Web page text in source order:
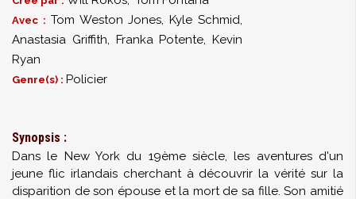
Avec : Tom Weston Jones,Kyle Schmid,
Anastasia Griffith, Franka Potente, Kevin
Ryan
Genre(s) : Policier
Synopsis :
Dans le New York du 19ème siècle, les aventures d'un
jeune flic irlandais cherchant à découvrir la vérité sur la
disparition de son épouse et la mort de sa fille. Son amitié